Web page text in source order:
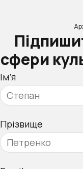
сфери
Ім’я
Прізвище